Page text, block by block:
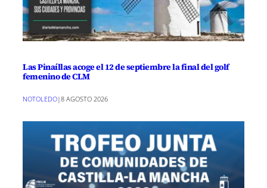
Las Pinaíllas acoge el 12 de septiembre la final del golf
femenino de CLM
NOTOLEDO|8 AGOSTO 2026